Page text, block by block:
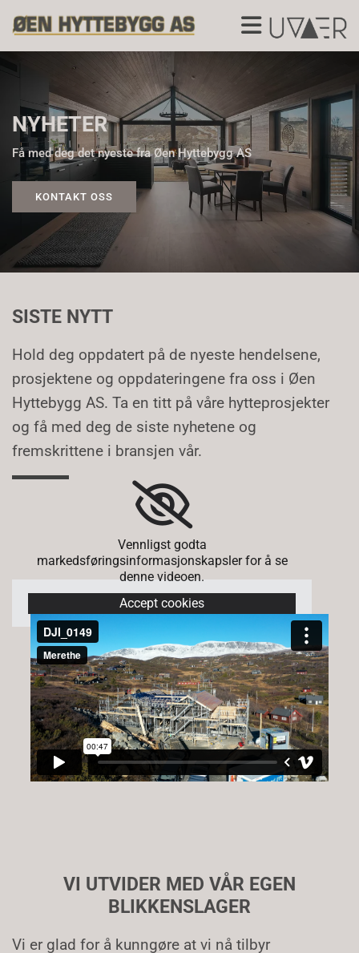
NYHETER
Få med deg det nyeste fra Øen Hyttebygg AS
KONTAKT OSS
SISTE NYTT
Hold deg oppdatert på de nyeste hendelsene,
prosjektene og oppdateringene fra oss i Øen
Hyttebygg AS. Ta en titt på våre hytteprosjekter
og få med deg de siste nyhetene og
fremskrittene i bransjen vår.
Vennligst godta
markedsføringsinformasjonskapsler for å se
denne videoen.
Accept cookies
VI UTVIDER MED VÅR EGEN
BLIKKENSLAGER
Vi er glad for å kunngøre at vi nå tilbyr